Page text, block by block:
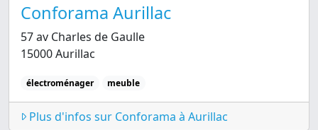
Conforama Aurillac
57 av Charles de Gaulle
15000 Aurillac
électroménager meuble
Plus d'infos sur Conforama à Aurillac